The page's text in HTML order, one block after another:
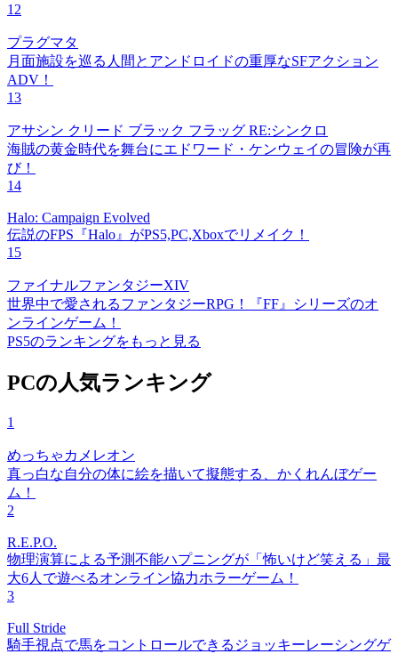
12
プラグマタ
月面施設を巡る人間とアンドロイドの重厚なSFアクション
ADV！
13
アサシン クリード ブラック フラッグ RE:シンクロ
海賊の黄金時代を舞台にエドワード・ケンウェイの冒険が再
び！
14
Halo: Campaign Evolved
伝説のFPS『Halo』がPS5,PC,Xboxでリメイク！
15
ファイナルファンタジーXIV
世界中で愛されるファンタジーRPG！『FF』シリーズのオ
ンラインゲーム！
PS5のランキングをもっと見る
PCの人気ランキング
1
めっちゃカメレオン
真っ白な自分の体に絵を描いて擬態する、かくれんぼゲー
ム！
2
R.E.P.O.
物理演算による予測不能ハプニングが「怖いけど笑える」最
大6人で遊べるオンライン協力ホラーゲーム！
3
Full Stride
騎手視点で馬をコントロールできるジョッキーレーシングゲ